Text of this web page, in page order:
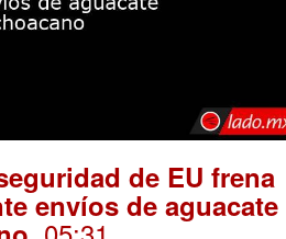
de EU frena
envíos de aguacate